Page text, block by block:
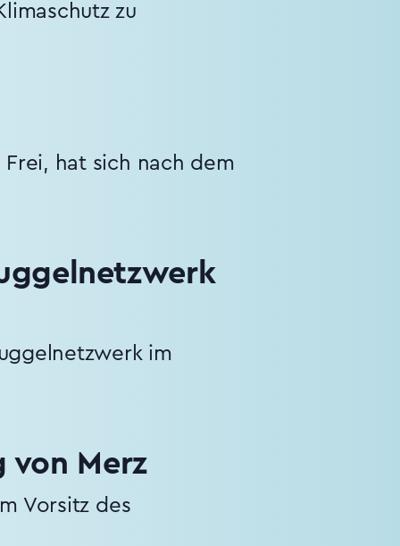
zu
hat sich nach dem
im
Merz
Vorsitz des